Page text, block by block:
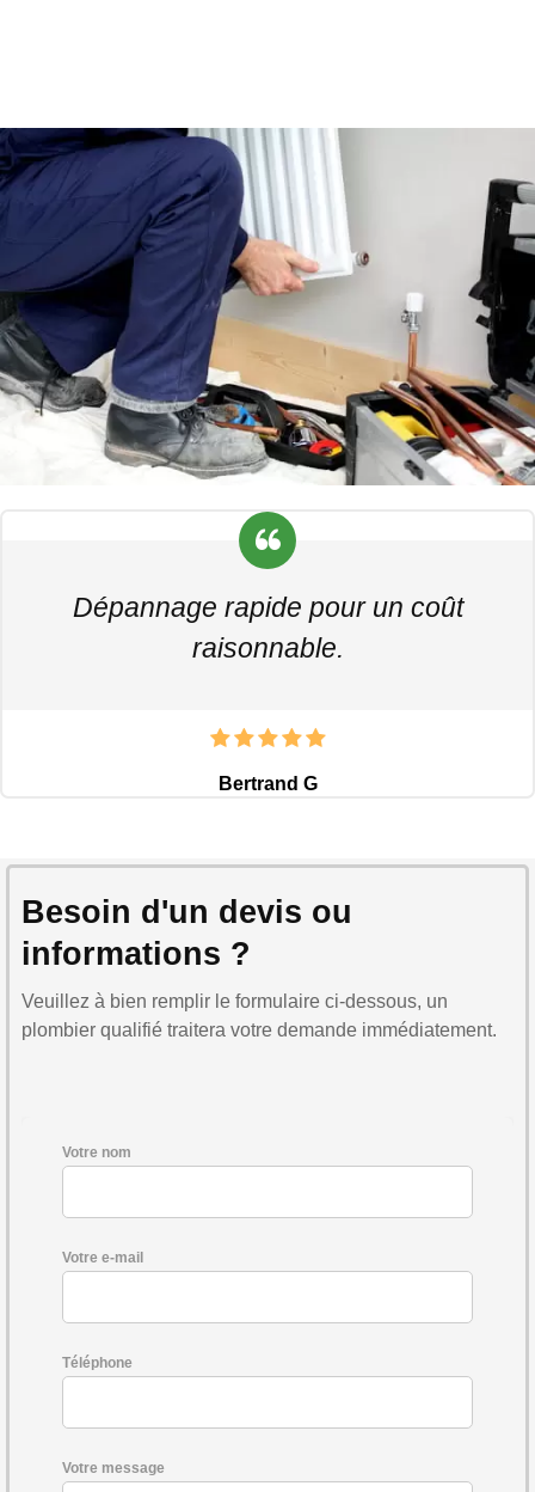
Dépannage rapide pour un coût
raisonnable.
Bertrand G
Besoin d'un devis ou
informations ?
Veuillez à bien remplir le formulaire ci-dessous, un
plombier qualifié traitera votre demande immédiatement.
Votre nom
Votre e-mail
Téléphone
Votre message